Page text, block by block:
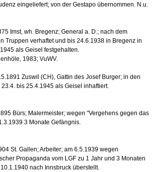
eingeliefert; von der Gestapo übernommen. N.u.
Imst, wh. Bregenz; General a. D.; nach dem
Truppen verhaftet und bis 24.6.1938 in Bregenz in
als Geisel festgehalten.
1983; VuWV.
Zuswil (CH), Gattin des Josef Burger; in den
bis 25.4.1945 als Geisel inhaftiert.
Bürs; Malermeister; wegen "Vergehens gegen das
3 Monate Gefängnis.
St. Gallen; Arbeiter; am 6.5.1939 wegen
Propaganda vom LGF zu 1 Jahr und 3 Monaten
nach Innsbruck überstellt.